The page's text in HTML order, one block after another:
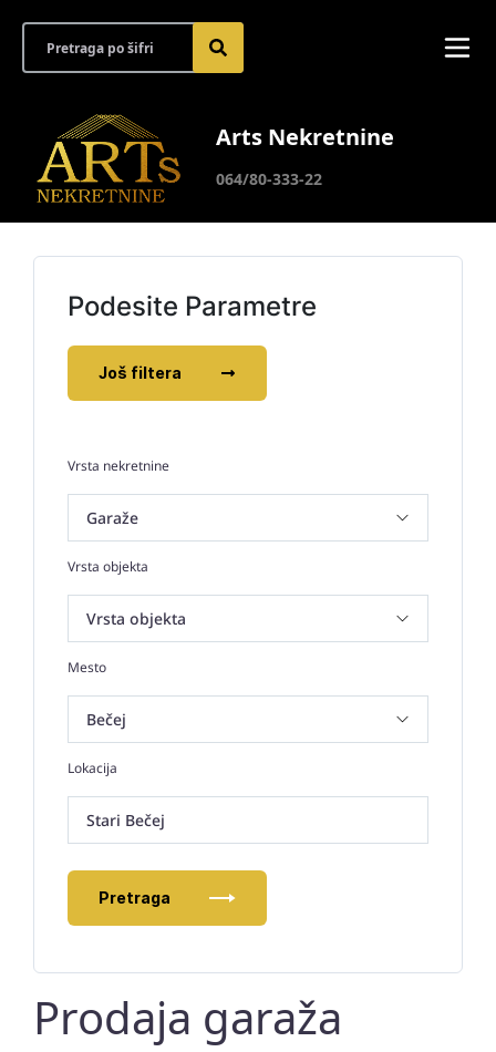
Arts Nekretnine
064/80-333-22
Podesite Parametre
Još filtera
Vrsta nekretnine
Vrsta objekta
Mesto
Lokacija
Stari Bečej
Pretraga
Prodaja garaža